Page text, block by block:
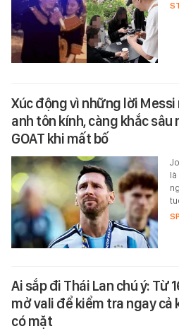
Xúc động vì những lời
anh tôn kính, càng khắc
GOAT khi mất bố
Ai sắp đi Thái Lan chú ý: Từ
mở vali để kiểm tra ngay cả
có mặt